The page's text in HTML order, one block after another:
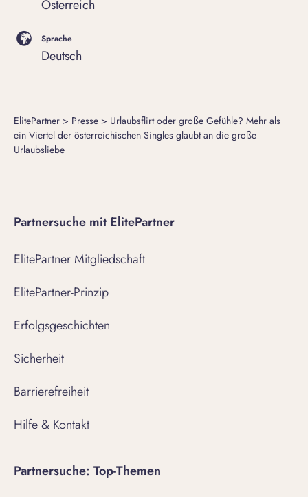
Österreich
Sprache
Deutsch
ElitePartner > Presse > Urlaubsflirt oder große Gefühle? Mehr als
ein Viertel der österreichischen Singles glaubt an die große
Urlaubsliebe
Partnersuche mit ElitePartner
ElitePartner Mitgliedschaft
ElitePartner-Prinzip
Erfolgsgeschichten
Sicherheit
Barrierefreiheit
Hilfe & Kontakt
Partnersuche: Top-Themen